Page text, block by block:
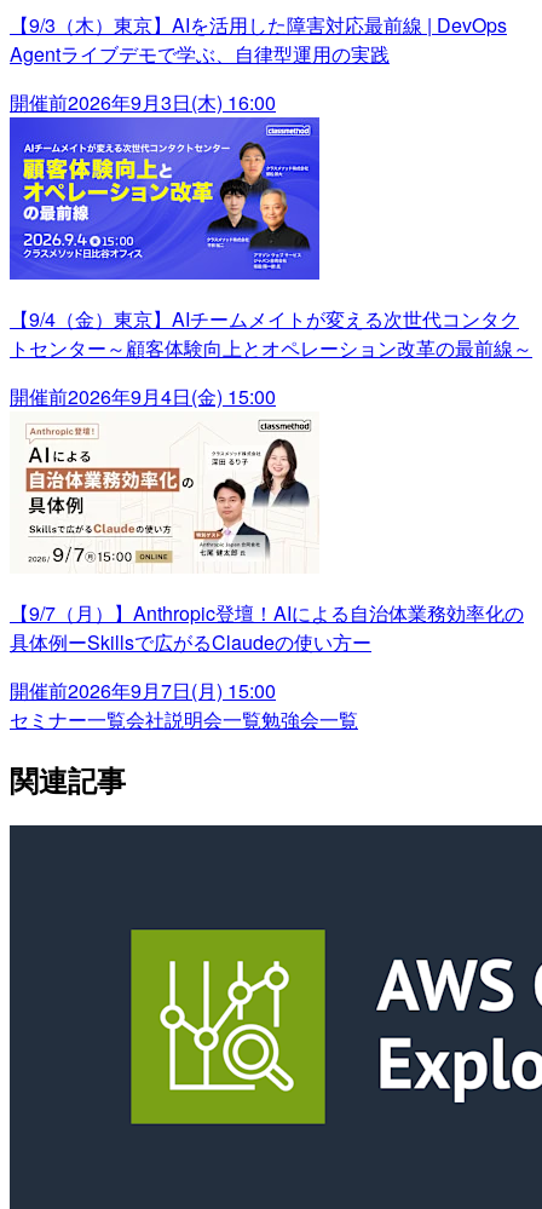
【9/3（木）東京】AIを活用した障害対応最前線 | DevOps
Agentライブデモで学ぶ、自律型運用の実践
開催前2026年9月3日(木) 16:00
【9/4（金）東京】AIチームメイトが変える次世代コンタク
トセンター～顧客体験向上とオペレーション改革の最前線～
開催前2026年9月4日(金) 15:00
【9/7（月）】Anthropic登壇！AIによる自治体業務効率化の
具体例ーSkillsで広がるClaudeの使い方ー
開催前2026年9月7日(月) 15:00
セミナー一覧会社説明会一覧勉強会一覧
関連記事